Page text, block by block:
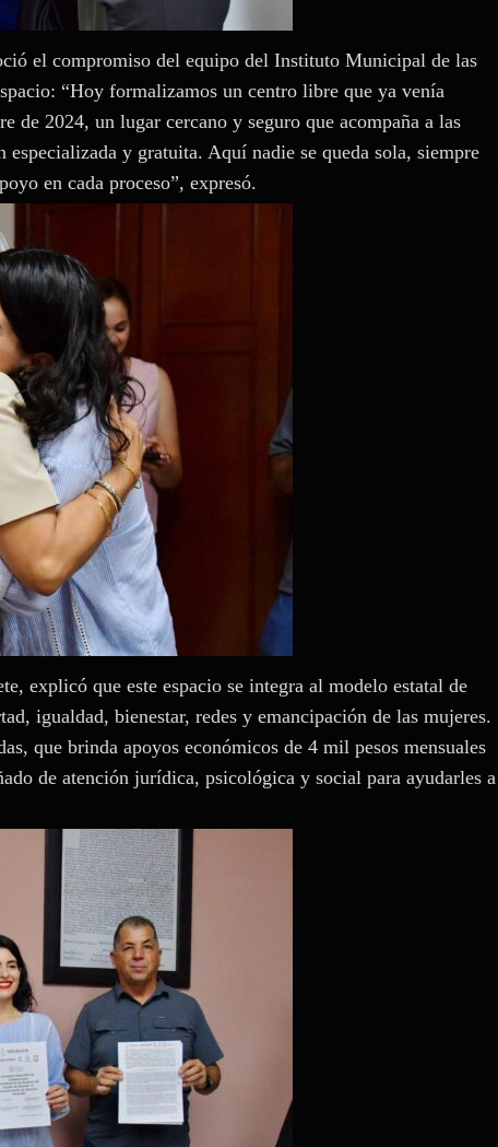
el compromiso del equipo del Instituto Municipal de las
“Hoy formalizamos un centro libre que ya venía
de 2024, un lugar cercano y seguro que acompaña a las
y gratuita. Aquí nadie se queda sola, siempre
en cada proceso”, expresó.
explicó que este espacio se integra al modelo estatal de
igualdad, bienestar, redes y emancipación de las mujeres.
que brinda apoyos económicos de 4 mil pesos mensuales
de atención jurídica, psicológica y social para ayudarles a